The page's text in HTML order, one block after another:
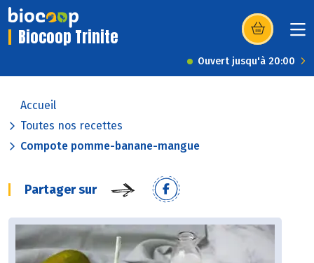
Biocoop Trinite (s’ouvre dans
Ouvert jusqu'à 20:00
Accueil
Toutes nos recettes
Compote pomme-banane-mangue
Partager sur